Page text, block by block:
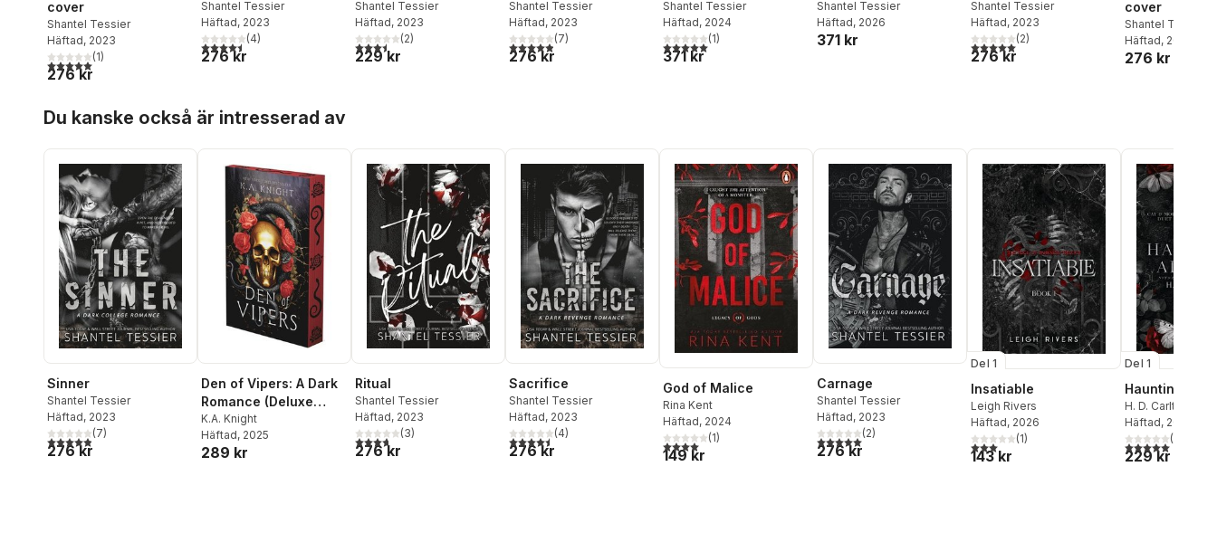
cover
Shantel Tessier
Häftad, 2023
5,0utav 5 stjärnor. Totalt antal röster:
(1)
276 kr
Shantel Tessier
Häftad, 2023
4,5utav 5 stjärnor. Totalt antal röster:
(4)
276 kr
Shantel Tessier
Häftad, 2023
3,5utav 5 stjärnor. Totalt antal röster:
(2)
229 kr
Shantel Tessier
Häftad, 2023
4,9utav 5 stjärnor. Totalt antal röster:
(7)
276 kr
Shantel Tessier
Häftad, 2024
5,0utav 5 stjärnor. Totalt antal röster:
(1)
371 kr
Shantel Tessier
Häftad, 2026
371 kr
Shantel Tessier
Häftad, 2023
5,0utav 5 stjärnor. Totalt antal röster:
(2)
276 kr
cover
Shantel Tessier
Häftad, 2023
276 kr
Du kanske också är intresserad av
Sinner
Shantel Tessier
Häftad, 2023
4,9utav 5 stjärnor. Totalt antal röster:
(7)
276 kr
Den of Vipers: A Dark
Romance (Deluxe
Limited Edition)
K.A. Knight
Häftad, 2025
289 kr
Ritual
Shantel Tessier
Häftad, 2023
3,7utav 5 stjärnor. Totalt antal röster:
(3)
276 kr
Sacrifice
Shantel Tessier
Häftad, 2023
4,5utav 5 stjärnor. Totalt antal röster:
(4)
276 kr
God of Malice
Rina Kent
Häftad, 2024
4,0utav 5 stjärnor. Totalt antal röster:
(1)
149 kr
Carnage
Shantel Tessier
Häftad, 2023
5,0utav 5 stjärnor. Totalt antal röster:
(2)
276 kr
Del 1
Insatiable
Leigh Rivers
Häftad, 2026
3,0utav 5 stjärnor. Totalt antal röster:
(1)
143 kr
Del 1
Haunting
H. D. Carlton
Häftad, 2024
5,0utav 5(
229 kr